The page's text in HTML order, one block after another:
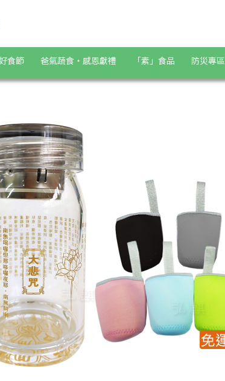
300ml(3支入) 送保護套 | 福報購蔬食購物商城
食節 爸氣蔬食・感恩獻禮 「素」食品 防災專區